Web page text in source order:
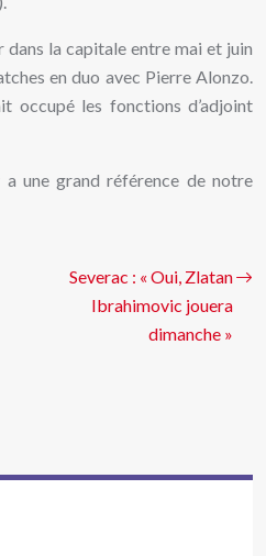
la capitale entre mai et juin
en duo avec Pierre Alonzo.
occupé les fonctions d’adjoint
une grand référence de notre
Severac : « Oui, Zlatan
Ibrahimovic jouera
dimanche »